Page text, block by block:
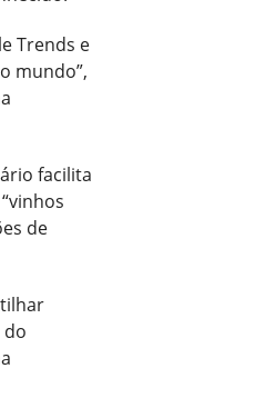
Trends e
mundo”,
facilita
de
do